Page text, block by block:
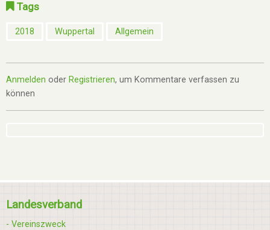
Tags
2018 Wuppertal Allgemein
Anmelden oder Registrieren, um Kommentare verfassen zu
können
Landesverband
- Vereinszweck